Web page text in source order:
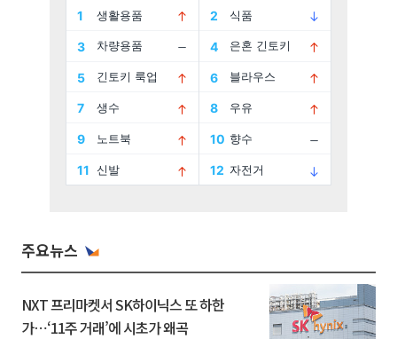
주요뉴스
NXT 프리마켓서 SK하이닉스 또 하한
가⋯‘11주 거래’에 시초가 왜곡